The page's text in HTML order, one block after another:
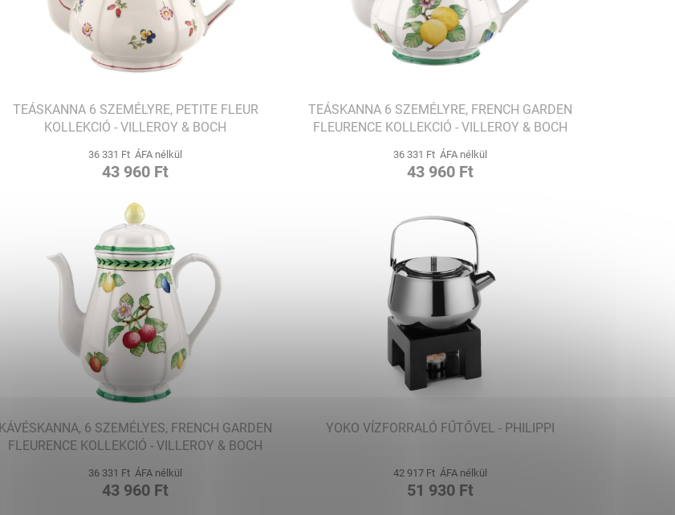
TEÁSKANNA 6 SZEMÉLYRE, PETITE FLEUR
KOLLEKCIÓ - VILLEROY & BOCH
36 331 Ft ÁFA nélkül
43 960 Ft
TEÁSKANNA 6 SZEMÉLYRE, FRENCH GARDEN
FLEURENCE KOLLEKCIÓ - VILLEROY & BOCH
36 331 Ft ÁFA nélkül
43 960 Ft
KÁVÉSKANNA, 6 SZEMÉLYES, FRENCH GARDEN
FLEURENCE KOLLEKCIÓ - VILLEROY & BOCH
36 331 Ft ÁFA nélkül
43 960 Ft
YOKO VÍZFORRALÓ FŰTŐVEL - PHILIPPI
42 917 Ft ÁFA nélkül
51 930 Ft